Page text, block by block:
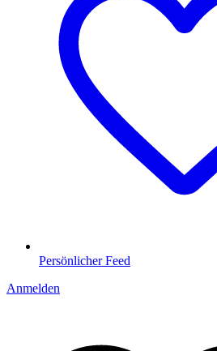
Persönlicher Feed
Anmelden